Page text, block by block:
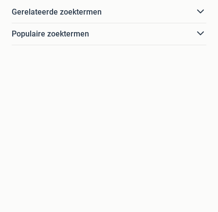
Gerelateerde zoektermen
Populaire zoektermen